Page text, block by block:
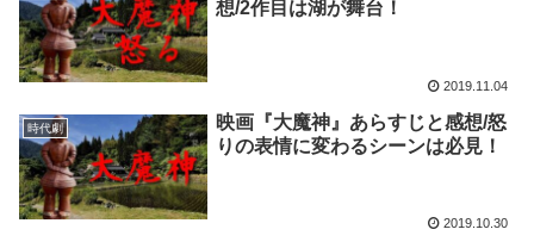
想/2作目は湖が舞台！
2019.11.04
時代劇
映画『大魔神』あらすじと感想/怒
りの表情に変わるシーンは必見！
2019.10.30